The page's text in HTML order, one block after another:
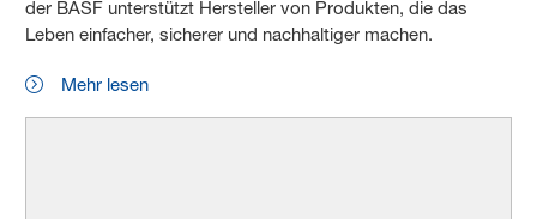
der BASF unterstützt Hersteller von Produkten, die das
Leben einfacher, sicherer und nachhaltiger machen.
Mehr lesen